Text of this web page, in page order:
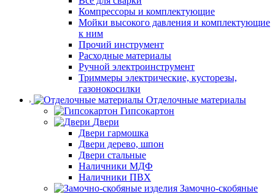
Компрессоры и комплектующие
Мойки высокого давления и комплектующие
к ним
Прочий инструмент
Расходные материалы
Ручной электроинструмент
Триммеры электрические, кусторезы,
газонокосилки
Отделочные материалы
Гипсокартон
Двери
Двери гармошка
Двери дерево, шпон
Двери стальные
Наличники МДФ
Наличники ПВХ
Замочно-скобяные